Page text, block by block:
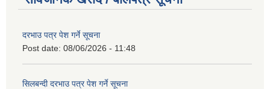
दरभाउ पत्र पेश गर्ने सूचना
Post date: 08/06/2026 - 11:48
सिलबन्दी दरभाउ पत्र पेश गर्ने सूचना